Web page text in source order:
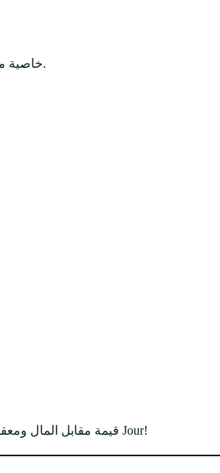
خاصية مدفوعة. لا يوجد فيديو & ملاحظات صوتية.
لقد جعلنا Journey Premium قيمة مقابل المال ومعقولة الثمن - افتح جميع الرحلات الموجهة بسعر أقل بمرتين من Jour!